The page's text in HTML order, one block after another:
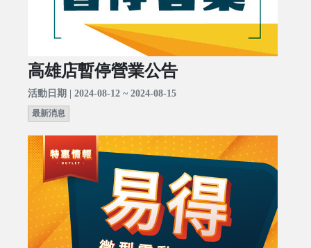
高雄店暫停營業公告
活動日期 | 2024-08-12 ~ 2024-08-15
最新消息